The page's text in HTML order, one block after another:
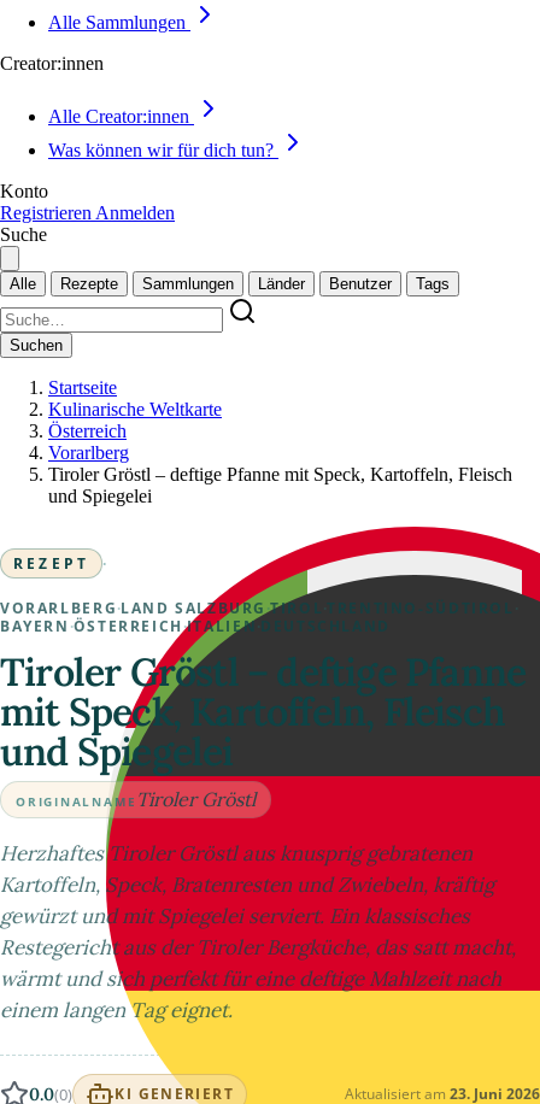
Alle Sammlungen
Creator:innen
Alle Creator:innen
Was können wir für dich tun?
Konto
Registrieren Anmelden
Suche
Alle Rezepte Sammlungen Länder Benutzer Tags
Suchen
Startseite
Kulinarische Weltkarte
Österreich
Vorarlberg
Tiroler Gröstl – deftige Pfanne mit Speck, Kartoffeln, Fleisch
und Spiegelei
REZEPT ·
VORARLBERG ·LAND SALZBURG·TIROL TRENTINO-SÜDTIROL
BAYERN ·ÖSTERREICH ·ITALIEN DEUTSCHLAND
Tiroler Gröstl – deftige Pfanne
mit Speck, Kartoffeln, Fleisch
und Spiegelei
ORIGINALNAME Tiroler Gröstl
Herzhaftes Tiroler Gröstl aus knusprig gebratenen
Kartoffeln, Speck, Bratenresten und Zwiebeln, kräftig
gewürzt und mit Spiegelei serviert. Ein klassisches
Restegericht aus der Tiroler Bergküche, das satt macht,
wärmt und sich perfekt für eine deftige Mahlzeit nach
einem langen Tag eignet.
0.0(0) KI GENERIERT Aktualisiert am 23. Juni 2026